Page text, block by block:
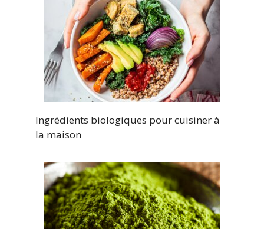
Ingrédients biologiques pour cuisiner à
la maison